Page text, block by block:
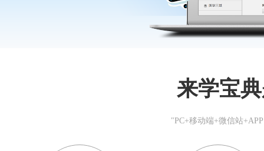
来学宝
"PC+移动端+微信站